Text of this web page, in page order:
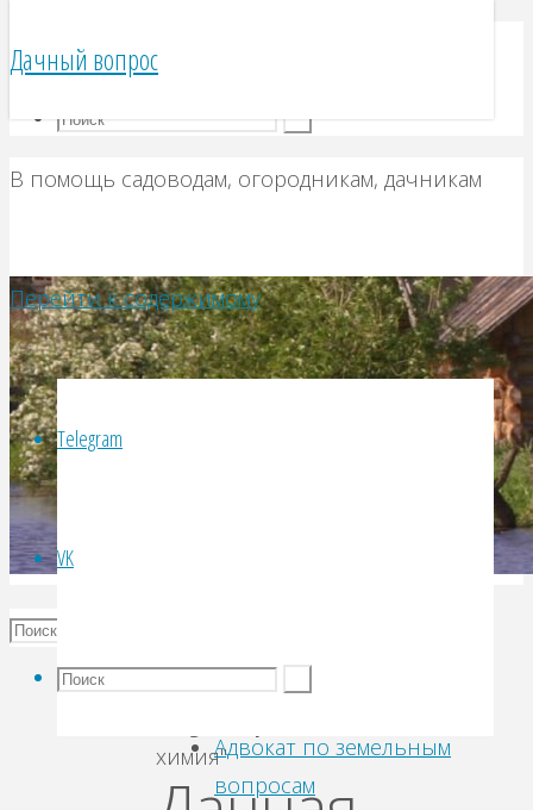
VK
Дачный вопрос
В помощь садоводам, огородникам, дачникам
Перейти к содержимому
Telegram
VK
химия"
Рубрика:
Адвокат по земельным
вопросам